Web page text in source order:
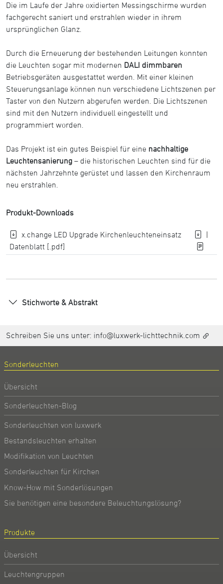
Die im Laufe der Jahre oxidierten Messingschirme wurden
fachgerecht saniert und erstrahlen wieder in ihrem
ursprünglichen Glanz.
Durch die Erneuerung der bestehenden Leitungen konnten
die Leuchten sogar mit modernen DALI dimmbaren
Betriebsgeräten ausgestattet werden. Mit einer kleinen
Steuerungsanlage können nun verschiedene Lichtszenen per
Taster von den Nutzern abgerufen werden. Die Lichtszenen
sind mit den Nutzern individuell eingestellt und
programmiert worden.
Das Projekt ist ein gutes Beispiel für eine nachhaltige
Leuchtensanierung – die historischen Leuchten sind für die
nächsten Jahrzehnte gerüstet und lassen den Kirchenraum
neu erstrahlen.
Produkt-Downloads
x.change LED Upgrade Kirchenleuchteneinsatz
Datenblatt [.pdf]
|
Stichworte & Abstrakt
Schreiben Sie uns unter: info@luxwerk-lichttechnik.com
Sonderleuchten
Übersicht
Sonderleuchten-Blog
Sonderleuchten von luxwerk
Bestandsleuchten erhalten
Modifikation von Leuchten
Sonderleuchten für Kirchen
Know-How mit Sonderlösungen
Sie benötigen eine besondere Beleuchtungslösung?
Produkte
Übersicht
Leuchtengruppen